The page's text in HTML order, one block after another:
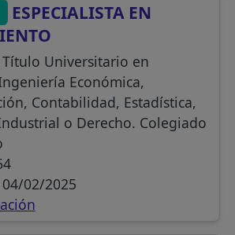
ESPECIALISTA EN
Título Universitario en
Económica,
Contabilidad, Estadística,
o Derecho. Colegiado
04/02/2025